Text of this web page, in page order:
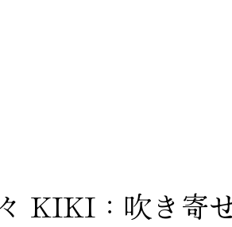
KIKI：吹き寄